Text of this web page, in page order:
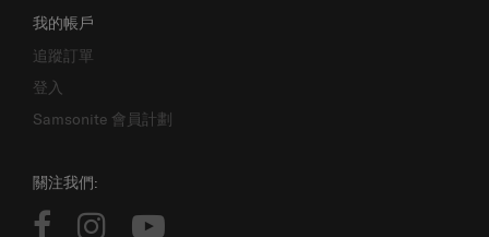
追蹤訂單
登入
Samsonite 會員計劃